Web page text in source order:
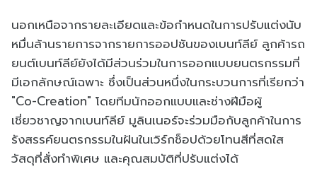
นอกเหนือจากรายละเอียดและข้อกำหนดในการปรับแต่งนับ
หมื่นล้านรายการจากรายการออปชันของเบนท์ลีย์ ลูกค้ารถ
ยนต์เบนท์ลีย์ยังได้มีส่วนร่วมในการออกแบบยนตรกรรมที่
มีเอกลักษณ์เฉพาะ ซึ่งเป็นส่วนหนึ่งในกระบวนการที่เรียกว่า
"Co-Creation" โดยทีมนักออกแบบและช่างฝีมือผู้
เชี่ยวชาญจากเบนท์ลีย์ มูลินเนอร์จะร่วมมือกับลูกค้าในการ
รังสรรค์ยนตรกรรมในฝันในเวิร์กช็อปด้วยโทนสีที่สดใส
วัสดุที่สั่งทำพิเศษ และคุณสมบัติที่ปรับแต่งได้